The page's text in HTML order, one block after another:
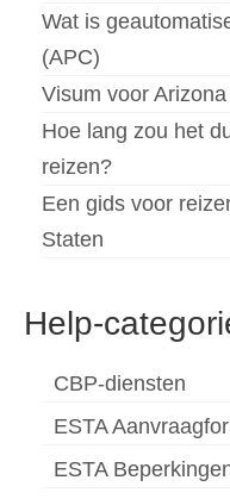
Wat is
(APC)
Visum voor Arizona
Hoe lang zou het
reizen?
Een gids voor
Staten
Help-
CBP-diensten
ESTA
ESTA